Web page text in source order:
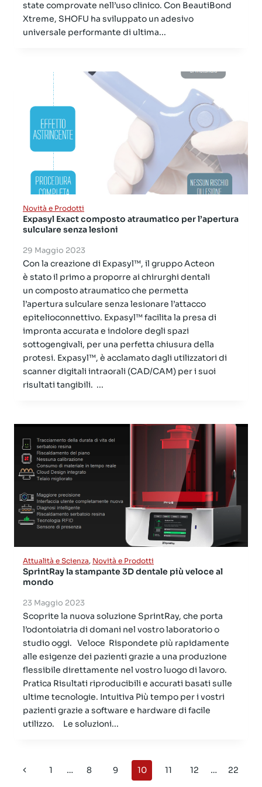
state comprovate nell’uso clinico. Con BeautiBond
Xtreme, SHOFU ha sviluppato un adesivo
universale performante di ultima...
Novità e Prodotti
Expasyl Exact composto atraumatico per l’apertura
sulculare senza lesioni
29 Maggio 2023
Con la creazione di Expasyl™, il gruppo Acteon
è stato il primo a proporre ai chirurghi dentali
un composto atraumatico che permetta
l’apertura sulculare senza lesionare l’attacco
epitelioconnettivo. Expasyl™ facilita la presa di
impronta accurata e indolore degli spazi
sottogengivali, per una perfetta chiusura della
protesi. Expasyl™, è acclamato dagli utilizzatori di
scanner digitali intraorali (CAD/CAM) per i suoi
risultati tangibili. ...
Attualità e Scienza, Novità e Prodotti
SprintRay la stampante 3D dentale più veloce al
mondo
23 Maggio 2023
Scoprite la nuova soluzione SprintRay, che porta
l’odontoiatria di domani nel vostro laboratorio o
studio oggi. Veloce Rispondete più rapidamente
alle esigenze dei pazienti grazie a una produzione
flessibile direttamente nel vostro luogo di lavoro.
Pratica Risultati riproducibili e accurati basati sulle
ultime tecnologie. Intuitiva Più tempo per i vostri
pazienti grazie a software e hardware di facile
utilizzo. Le soluzioni...
Navigazione
Pagina
1 … 8 9 10 11 12 …
22